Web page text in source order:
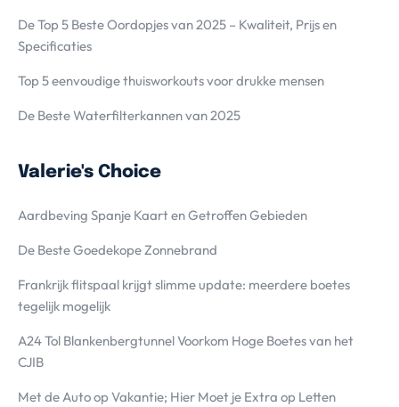
De Top 5 Beste Oordopjes van 2025 – Kwaliteit, Prijs en
Specificaties
Top 5 eenvoudige thuisworkouts voor drukke mensen
De Beste Waterfilterkannen van 2025
Valerie's Choice
Aardbeving Spanje Kaart en Getroffen Gebieden
De Beste Goedekope Zonnebrand
Frankrijk flitspaal krijgt slimme update: meerdere boetes
tegelijk mogelijk
A24 Tol Blankenbergtunnel Voorkom Hoge Boetes van het
CJIB
Met de Auto op Vakantie; Hier Moet je Extra op Letten